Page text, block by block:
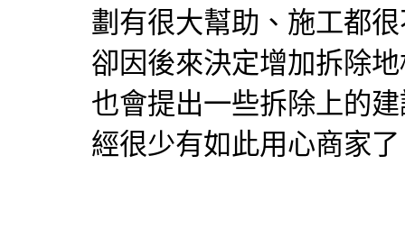
劃有很大幫助、施工都
卻因後來決定增加拆除
也會提出一些拆除上的
經很少有如此用心商家